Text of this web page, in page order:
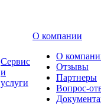
Сервис
и
услуги
О компании
О
Отзывы
Партнеры
Вопрос-